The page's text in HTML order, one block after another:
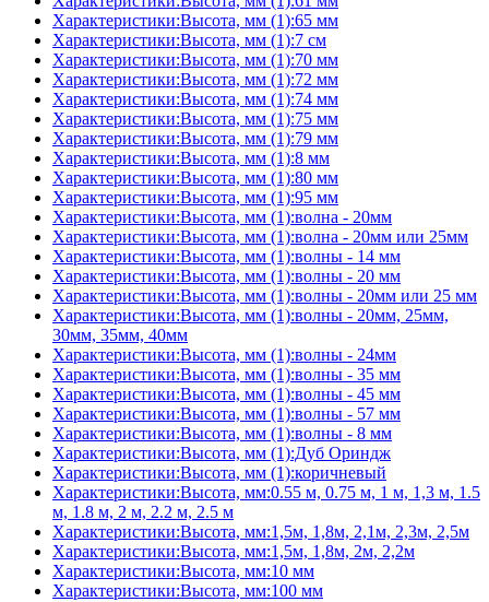
Характеристики:Высота, мм (1):65 мм
Характеристики:Высота, мм (1):7 см
Характеристики:Высота, мм (1):70 мм
Характеристики:Высота, мм (1):72 мм
Характеристики:Высота, мм (1):74 мм
Характеристики:Высота, мм (1):75 мм
Характеристики:Высота, мм (1):79 мм
Характеристики:Высота, мм (1):8 мм
Характеристики:Высота, мм (1):80 мм
Характеристики:Высота, мм (1):95 мм
Характеристики:Высота, мм (1):волна - 20мм
Характеристики:Высота, мм (1):волна - 20мм или 25мм
Характеристики:Высота, мм (1):волны - 14 мм
Характеристики:Высота, мм (1):волны - 20 мм
Характеристики:Высота, мм (1):волны - 20мм или 25 мм
Характеристики:Высота, мм (1):волны - 20мм, 25мм,
30мм, 35мм, 40мм
Характеристики:Высота, мм (1):волны - 24мм
Характеристики:Высота, мм (1):волны - 35 мм
Характеристики:Высота, мм (1):волны - 45 мм
Характеристики:Высота, мм (1):волны - 57 мм
Характеристики:Высота, мм (1):волны - 8 мм
Характеристики:Высота, мм (1):Дуб Ориндж
Характеристики:Высота, мм (1):коричневый
Характеристики:Высота, мм:0.55 м, 0.75 м, 1 м, 1,3 м, 1.5
м, 1.8 м, 2 м, 2.2 м, 2.5 м
Характеристики:Высота, мм:1,5м, 1,8м, 2,1м, 2,3м, 2,5м
Характеристики:Высота, мм:1,5м, 1,8м, 2м, 2,2м
Характеристики:Высота, мм:10 мм
Характеристики:Высота, мм:100 мм